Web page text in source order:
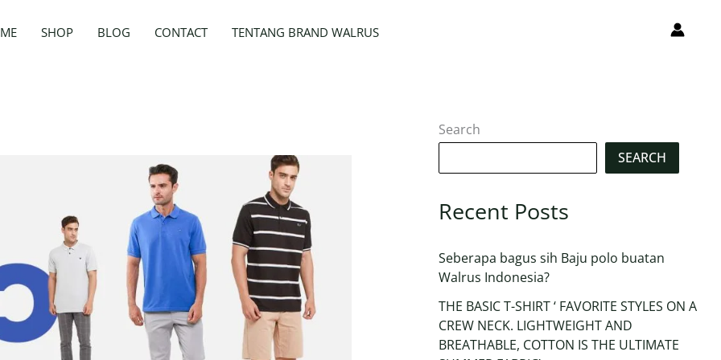
SHOP BLOG CONTACT TENTANG BRAND WALRUS
Search
SEARCH
Recent Posts
Seberapa bagus sih Baju polo buatan
Walrus Indonesia?
THE BASIC T-SHIRT ‘ FAVORITE STYLES ON A
CREW NECK. LIGHTWEIGHT AND
BREATHABLE, COTTON IS THE ULTIMATE